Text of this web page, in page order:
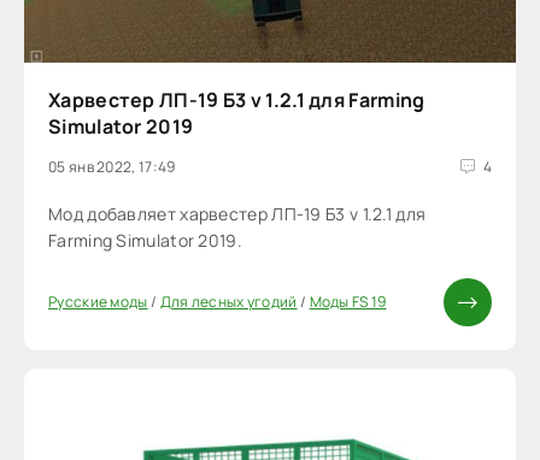
Харвестер ЛП-19 Б3 v 1.2.1 для Farming
Simulator 2019
05 янв 2022, 17:49 4
Мод добавляет харвестер ЛП-19 Б3 v 1.2.1 для
Farming Simulator 2019.
Русские моды/ Для лесных угодий / Моды FS 19